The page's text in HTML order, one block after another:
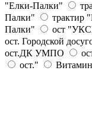
"Елки-Палки"
Палки"
трактир
Палки"
ост
ост. Городской
ост.ДК УМПО
ост."